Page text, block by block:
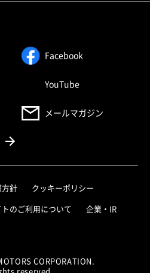
ンドウで開く）Facebook（別ウィンドウ
ウで開く）YouTube（別ウィンドウで
開く） メールマガジン
ウィンドウで開く）
方針 クッキーポリシー
トのご利用について 企業・IR（別ウィ
）
CORPORATION.